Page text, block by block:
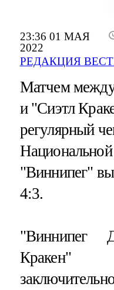
23:36 01 МАЯ
2022
РЕДАКЦИЯ
Матчем
и "Сиэтл
регулярный
"Виннипег"
4:3.
"Виннипег
Кракен"